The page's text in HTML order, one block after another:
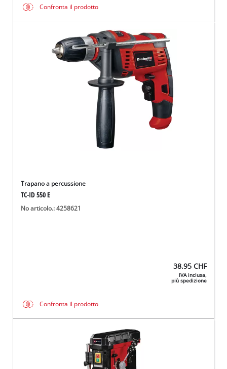
Confronta il prodotto
Trapano a percussione
TC-ID 550 E
No articolo.: 4258621
38.95 CHF
IVA inclusa,
più spedizione
Confronta il prodotto